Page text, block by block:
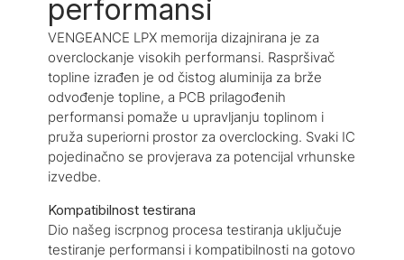
performansi
VENGEANCE LPX memorija dizajnirana je za
overclockanje visokih performansi. Raspršivač
topline izrađen je od čistog aluminija za brže
odvođenje topline, a PCB prilagođenih
performansi pomaže u upravljanju toplinom i
pruža superiorni prostor za overclocking. Svaki IC
pojedinačno se provjerava za potencijal vrhunske
izvedbe.
Kompatibilnost testirana
Dio našeg iscrpnog procesa testiranja uključuje
testiranje performansi i kompatibilnosti na gotovo